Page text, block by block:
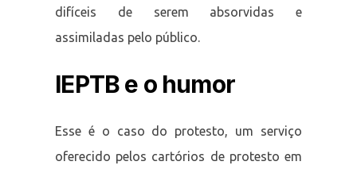
difíceis de serem absorvidas e
assimiladas pelo público.
IEPTB e o humor
Esse é o caso do protesto, um serviço
oferecido pelos cartórios de protesto em